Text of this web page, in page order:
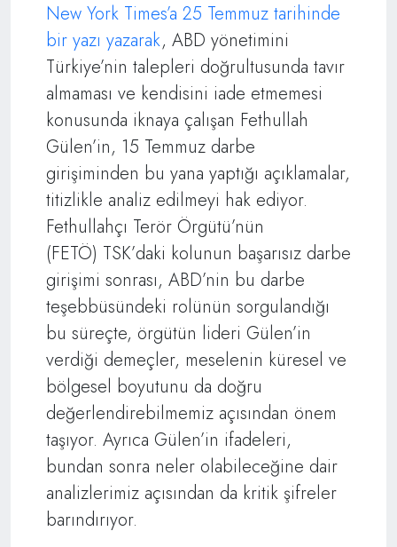
New York Times’a 25 Temmuz tarihinde
bir yazı yazarak, ABD yönetimini
Türkiye’nin talepleri doğrultusunda tavır
almaması ve kendisini iade etmemesi
konusunda iknaya çalışan Fethullah
Gülen’in, 15 Temmuz darbe
girişiminden bu yana yaptığı açıklamalar,
titizlikle analiz edilmeyi hak ediyor.
Fethullahçı Terör Örgütü’nün
(FETÖ) TSK’daki kolunun başarısız darbe
girişimi sonrası, ABD’nin bu darbe
teşebbüsündeki rolünün sorgulandığı
bu süreçte, örgütün lideri Gülen’in
verdiği demeçler, meselenin küresel ve
bölgesel boyutunu da doğru
değerlendirebilmemiz açısından önem
taşıyor. Ayrıca Gülen’in ifadeleri,
bundan sonra neler olabileceğine dair
analizlerimiz açısından da kritik şifreler
barındırıyor.